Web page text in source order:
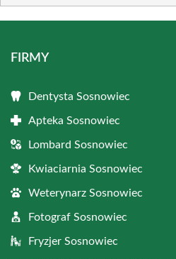
FIRMY
Dentysta Sosnowiec
Apteka Sosnowiec
Lombard Sosnowiec
Kwiaciarnia Sosnowiec
Weterynarz Sosnowiec
Fotograf Sosnowiec
Fryzjer Sosnowiec